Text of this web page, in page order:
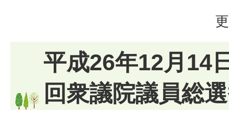
平成26年12月14
回衆議院議員総